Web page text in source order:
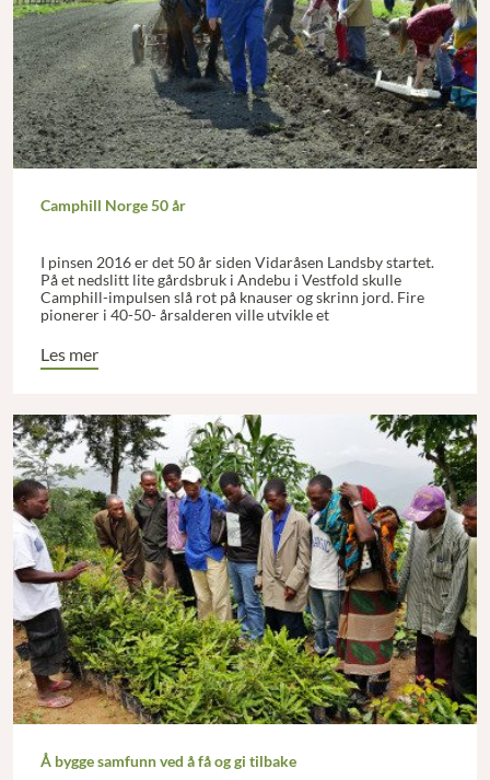
Camphill Norge 50 år
I pinsen 2016 er det 50 år siden Vidar­åsen Landsby startet.
På et nedslitt lite gårdsbruk i Andebu i Vestfold skulle
Camphill-impulsen slå rot på knauser og skrinn jord. Fire
pionerer i 40-50- årsalderen ville utvikle et
Les mer
Å bygge samfunn ved å få og gi tilbake